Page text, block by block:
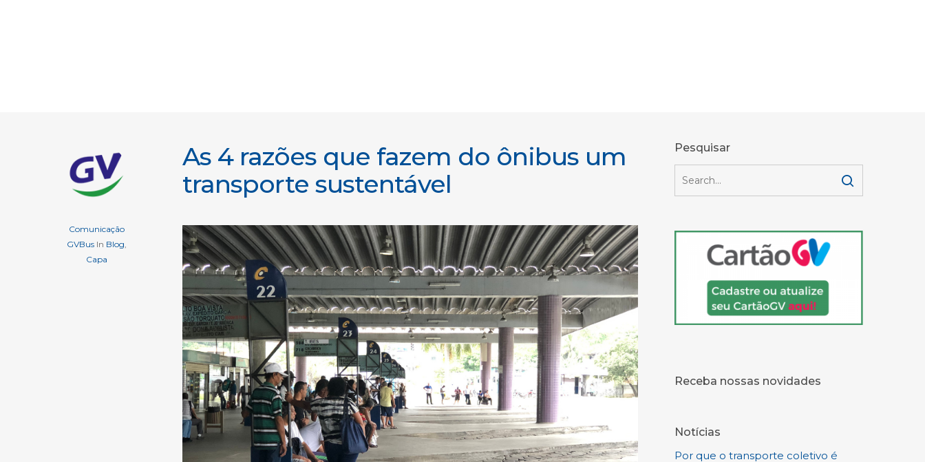
Comunicação
GVBus In Blog,
Capa
As 4 razões que fazem do ônibus um
transporte sustentável
Pesquisar
Receba nossas novidades
Notícias
Por que o transporte coletivo é